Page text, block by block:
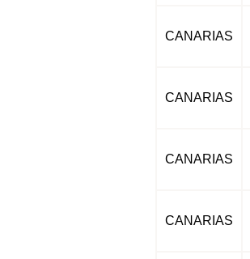
CANARIAS
CANARIAS
CANARIAS
CANARIAS